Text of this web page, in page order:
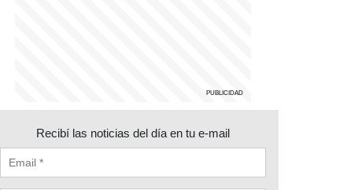
Recibí las noticias del día en tu e-mail